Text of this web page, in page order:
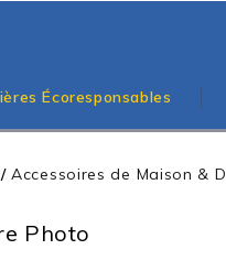
Écoresponsables
/Accessoires de Maison &
Photo